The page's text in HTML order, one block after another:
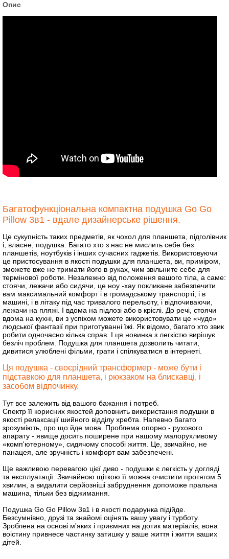
Опис
Багатофункціональна компактна подушка Go Go
Pillow 3в1 - вдале дизайнерське рішення.
Це сукупність таких предметів, як чохол для планшета, підголівник
і, власне, подушка. Багато хто з нас не мислить себе без
планшетів, ноутбуків і інших сучасних гаджетів. Використовуючи
це пристосування в якості подушки для планшета, ви, приміром,
зможете вже не тримати його в руках, чим звільните себе для
термінової роботи. Незалежно від положення вашого тіла, а саме:
стоячи, лежачи або сидячи, це ноу -хау покликане забезпечити
вам максимальний комфорт і в громадському транспорті, і в
машині, і в літаку під час тривалого перельоту, і відпочиваючи,
лежачи на пляжі. І вдома на підлозі або в кріслі. До речі, стоячи
вдома на кухні, ви з успіхом можете використовувати це «чудо»
людської фантазії при приготуванні їжі. Як відомо, багато хто звик
робити одночасно кілька справ. І ця новинка з легкістю вирішує
безліч проблем. Подушка для планшета дозволить читати,
дивитися улюблені фільми, грати і спілкуватися в інтернеті.
Ця подушка - своєрідний трансформер - може бути і
підставкою для планшета, і рюкзаком на блискавці, і
засобом відпочинку.
Тут все залежить від вашого бажання і потреб.
Спектр її корисних якостей доповнить використання подушки в
якості релаксації шийного відділу хребта. Напевно багато
зрозуміють, про що йде мова. Проблема опорно - рухового
апарату - явище досить поширене при нашому малорухливому
«комп'ютерному», сидячому способі життя. Це, звичайно, не
панацея, але зручність і комфорт вам забезпечені.
Ще важливою перевагою цієї диво - подушки є легкість у догляді
та експлуатації. Звичайною щіткою її можна очистити протягом 5
хвилин, а видалити серйозніші забруднення допоможе пральна
машина, тільки без віджимання.
Подушка Go Go Pillow 3в1 і в якості подарунка підійде.
Безсумнівно, друзі та знайомі оцінять вашу увагу і турботу.
Зроблена на основі м'яких і приємних на дотик матеріалів, вона
воістину привнесе частинку затишку у ваше життя і життя ваших
дітей.